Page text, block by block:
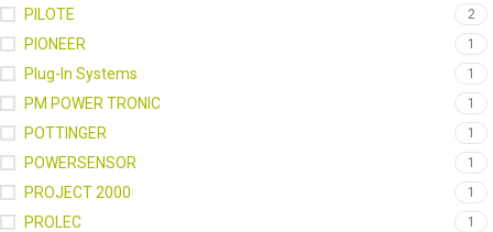
PILOTE 2
PIONEER 1
Plug-In Systems 1
PM POWER TRONIC 1
POTTINGER 1
POWERSENSOR 1
PROJECT 2000 1
PROLEC 1